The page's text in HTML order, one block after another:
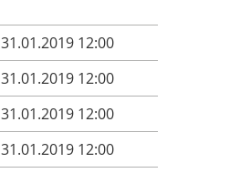
31.01.2019 12:00
31.01.2019 12:00
31.01.2019 12:00
31.01.2019 12:00